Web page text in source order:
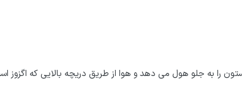
را به جلو هول می دهد و هوا از طریق دریچه بالایی که اگزوز